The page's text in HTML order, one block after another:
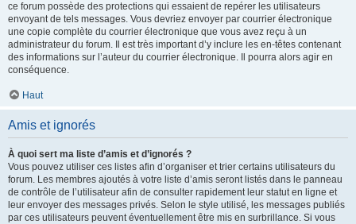
ce forum possède des protections qui essaient de repérer les utilisateurs
envoyant de tels messages. Vous devriez envoyer par courrier électronique
une copie complète du courrier électronique que vous avez reçu à un
administrateur du forum. Il est très important d’y inclure les en-têtes contenant
des informations sur l’auteur du courrier électronique. Il pourra alors agir en
conséquence.
Haut
Amis et ignorés
À quoi sert ma liste d’amis et d’ignorés ?
Vous pouvez utiliser ces listes afin d’organiser et trier certains utilisateurs du
forum. Les membres ajoutés à votre liste d’amis seront listés dans le panneau
de contrôle de l’utilisateur afin de consulter rapidement leur statut en ligne et
leur envoyer des messages privés. Selon le style utilisé, les messages publiés
par ces utilisateurs peuvent éventuellement être mis en surbrillance. Si vous